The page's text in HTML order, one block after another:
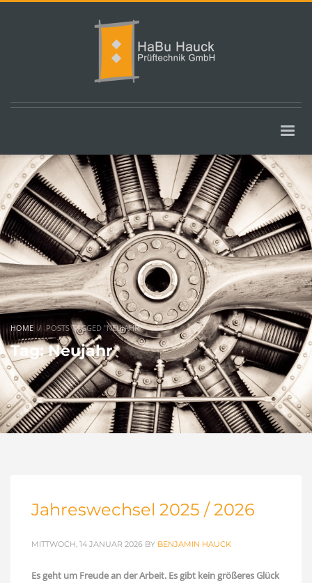
HOME POSTS TAGGED "NEUJAHR"
Tag: Neujahr
Jahreswechsel 2025 / 2026
MITTWOCH, 14 JANUAR 2026 BY BENJAMIN HAUCK
Es geht um Freude an der Arbeit. Es gibt kein größeres Glück